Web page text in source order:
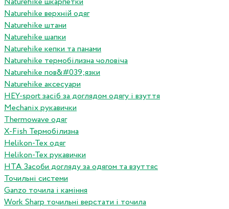
Naturehike верхній одяг
Naturehike штани
Naturehike шапки
Naturehike кепки та панами
Naturehike термобілизна чоловіча
Naturehike пов&#039;язки
Naturehike аксесуари
HEY-sport засіб за доглядом одягу і взуття
Mechanix рукавички
Thermowave одяг
X-Fish Термобілизна
Helikon-Tex одяг
Helikon-Tex рукавички
HTA Засоби догляду за одягом та взуттяс
Точильні системи
Ganzo точила і каміння
Work Sharp точильні верстати і точила